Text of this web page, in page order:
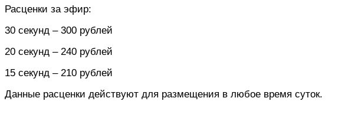
Расценки за эфир:
30 секунд – 300 рублей
20 секунд – 240 рублей
15 секунд – 210 рублей
Данные расценки действуют для размещения в любое время суток.